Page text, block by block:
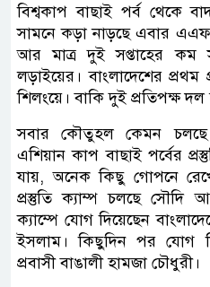
বিশ্বকাপ বাছাই পর্ব থেকে
সামনে কড়া নাড়ছে এবার
আর মাত্র দুই সপ্তাহের কম
লড়াইয়ের। বাংলাদেশের প্রথম
শিলংয়ে। বাকি দুই প্রতিপক্ষ
সবার কৌতুহল কেমন চলছে
এশিয়ান কাপ বাছাই পর্বের
যায়, অনেক কিছু গোপনে
প্রস্তুতি ক্যাম্প চলছে সৌদি
ক্যাম্পে যোগ দিয়েছেন
ইসলাম। কিছুদিন পর যোগ
প্রবাসী বাঙালী হামজা চৌধুরী।